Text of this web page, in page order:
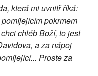
která mi uvnitř říká:
pokrmem
chléb Boží, to jest
a za nápoj
Proste za